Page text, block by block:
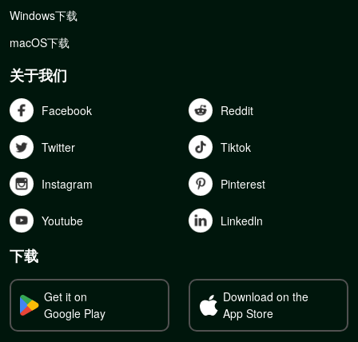
Windows下载
macOS下载
关于我们
Facebook Reddit
Twitter Tiktok
Instagram Pinterest
Youtube Linkedln
下载
Get it on
Google Play
Download on the
App Store